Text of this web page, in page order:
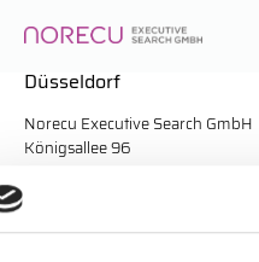
Düsseldorf
Norecu Executive Search GmbH
Königsallee 96